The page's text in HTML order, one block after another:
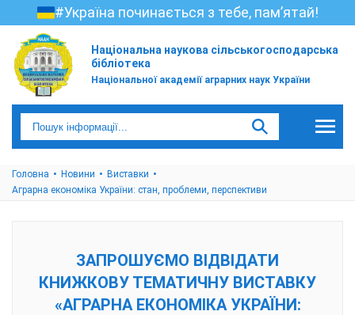
#Україна починається з тебе, пам’ятай!
Національна наукова сільськогосподарська
бібліотека
Національної академії аграрних наук України
Головна Новини
Виставки
Аграрна економіка України: стан, проблеми, перспективи
ЗАПРОШУЄМО ВІДВІДАТИ
КНИЖКОВУ ТЕМАТИЧНУ ВИСТАВКУ
«АГРАРНА ЕКОНОМІКА УКРАЇНИ: